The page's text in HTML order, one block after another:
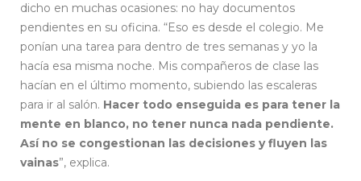
dicho en muchas ocasiones: no hay documentos
pendientes en su oficina. “Eso es desde el colegio. Me
ponían una tarea para dentro de tres semanas y yo la
hacía esa misma noche. Mis compañeros de clase las
hacían en el último momento, subiendo las escaleras
para ir al salón. Hacer todo enseguida es para tener la
mente en blanco, no tener nunca nada pendiente.
Así no se congestionan las decisiones y fluyen las
vainas”, explica.